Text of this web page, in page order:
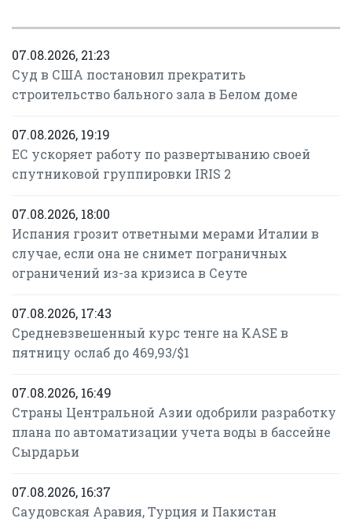
07.08.2026, 21:23
Суд в США постановил прекратить
строительство бального зала в Белом доме
07.08.2026, 19:19
ЕС ускоряет работу по развертыванию своей
спутниковой группировки IRIS 2
07.08.2026, 18:00
Испания грозит ответными мерами Италии в
случае, если она не снимет пограничных
ограничений из-за кризиса в Сеуте
07.08.2026, 17:43
Средневзвешенный курс тенге на KASE в
пятницу ослаб до 469,93/$1
07.08.2026, 16:49
Страны Центральной Азии одобрили разработку
плана по автоматизации учета воды в бассейне
Сырдарьи
07.08.2026, 16:37
Саудовская Аравия, Турция и Пакистан